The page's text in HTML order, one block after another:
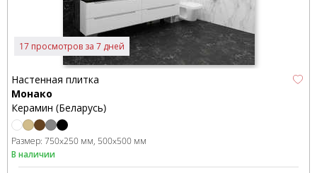
17 просмотров за 7 дней
Настенная плитка
Монако
Керамин (Беларусь)
Размер: 750x250 мм 500x500 мм
В наличии